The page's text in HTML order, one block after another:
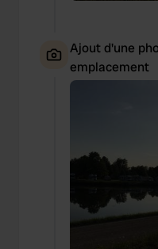
Ajout d'une
emplacement